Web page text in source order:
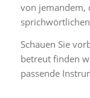
von jemandem,
Schauen Sie
betreut finden
passende